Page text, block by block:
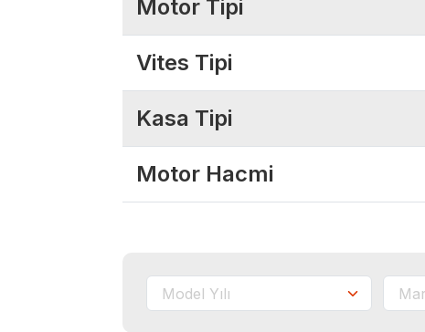
Motor Tipi
Vites Tipi
Kasa Tipi
Motor Hacmi